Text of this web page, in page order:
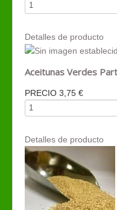
Detalles de producto
Aceitunas Verdes
PRECIO 3,75 €
Detalles de producto